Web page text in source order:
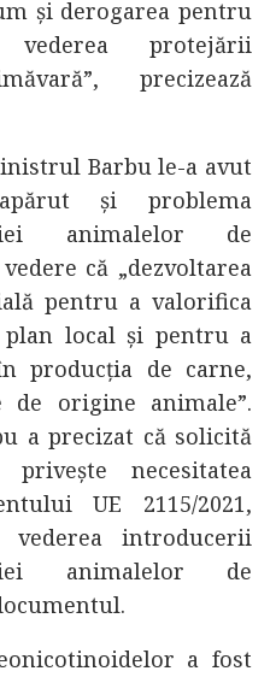
și derogarea pentru
protejării
precizează
Barbu le-a avut
și problema
animalelor de
că „dezvoltarea
pentru a valorifica
plan local și pentru a
producția de carne,
origine animale”.
a precizat că solicită
necesitatea
UE 2115/2021,
introducerii
animalelor de
a fost